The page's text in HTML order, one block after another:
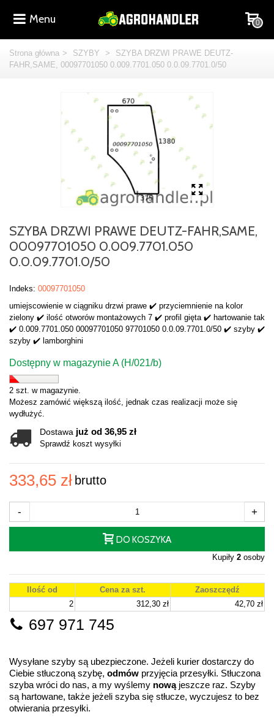
Menu 0
Strona główna > SZYBY >
SZYBA DRZWI PRAWE DEUTZ-
FAHR,SAME, 00097701050 0.009.7701.050 0.0.09.7701.0/50
SZYBA DRZWI PRAWE DEUTZ-FAHR,SAME,
00097701050 0.009.7701.050
0.0.09.7701.0/50
Indeks: 00097701050
umiejscowienie w ciągniku drzwi prawe ✔️ przyciemnienie na kolor
zielony ✔️ ilość otworów montażowych 7 ✔️ profil gięta ✔️ hartowanie tak
✔️ 0.009.7701.050 00097701050 97701050 0.0.09.7701.0/50 ✔️ szyby ✔️
szyby ✔️ lamborghini
Dostępny w magazynie A (H/021/b)
2 szt. w magazynie.
Możesz zamówić większą ilość, jednak czas realizacji może się
wydłużyć.
Dostawa już od 36,95 zł
Sprawdź koszt wysyłki
333,65 zł brutto
- +
DO KOSZYKA
Kupiły 2 osoby
Ilość od Cena za szt.
Zaoszczędź
2
312,30 zł 42,70 zł
697 971 745
Wysyłane szyby są ubezpieczone. Jeżeli kurier dostarczy do
Ciebie stłuczoną szybę, odmów przyjęcia przesyłki. Stłuczona
szyba wróci do nas, a my wyślemy nowąjeszcze raz. Szyby
są hartowane, także jeżeli szyba się stłucze, wyczujesz to bez
otwierania przesyłki.